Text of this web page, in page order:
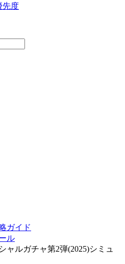
先度
ガイド
ル
ャルガチャ第2弾(2025)シミュ